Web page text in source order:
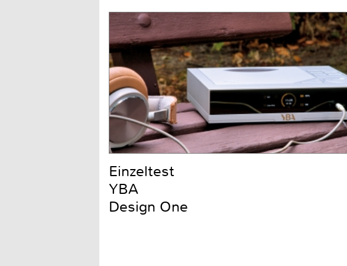
Einzeltest
YBA
Design One